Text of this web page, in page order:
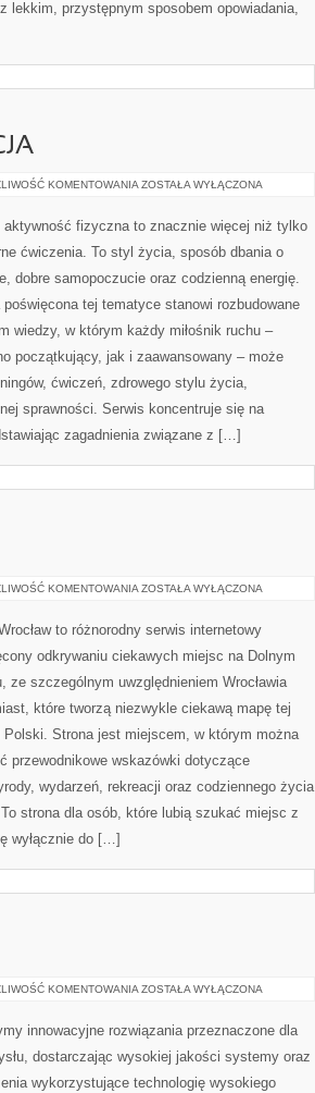
lekkim, przystępnym sposobem opowiadania,
KOMENTOWANIA ZDROWIE
ZOSTAŁA WYŁĄCZONA
aktywność fizyczna to znacznie więcej niż tylko
ćwiczenia. To styl życia, sposób dbania o
dobre samopoczucie oraz codzienną energię.
poświęcona tej tematyce stanowi rozbudowane
wiedzy, w którym każdy miłośnik ruchu –
początkujący, jak i zaawansowany – może
ćwiczeń, zdrowego stylu życia,
sprawności. Serwis koncentruje się na
zagadnienia związane z […]
KOMENTOWANIA JELENIA
ZOSTAŁA WYŁĄCZONA
to różnorodny serwis internetowy
odkrywaniu ciekawych miejsc na Dolnym
ze szczególnym uwzględnieniem Wrocławia
które tworzą niezwykle ciekawą mapę tej
Strona jest miejscem, w którym można
przewodnikowe wskazówki dotyczące
wydarzeń, rekreacji oraz codziennego życia
strona dla osób, które lubią szukać miejsc z
wyłącznie do […]
KOMENTOWANIA OD
ZOSTAŁA WYŁĄCZONA
innowacyjne rozwiązania przeznaczone dla
dostarczając wysokiej jakości systemy oraz
wykorzystujące technologię wysokiego